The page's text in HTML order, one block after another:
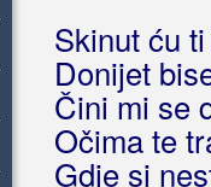
Skinut ću
Donijet
Čini mi se
Očima te
Gdje si